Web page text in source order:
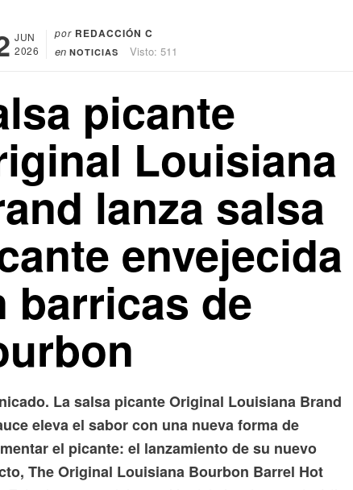
JUN
2026
por REDACCIÓN C
en NOTICIAS Visto: 511
picante
Louisiana
lanza salsa
envejecida
barricas de
La salsa picante Original Louisiana Brand
eleva el sabor con una nueva forma de
el picante: el lanzamiento de su nuevo
The Original Louisiana Bourbon Barrel Hot